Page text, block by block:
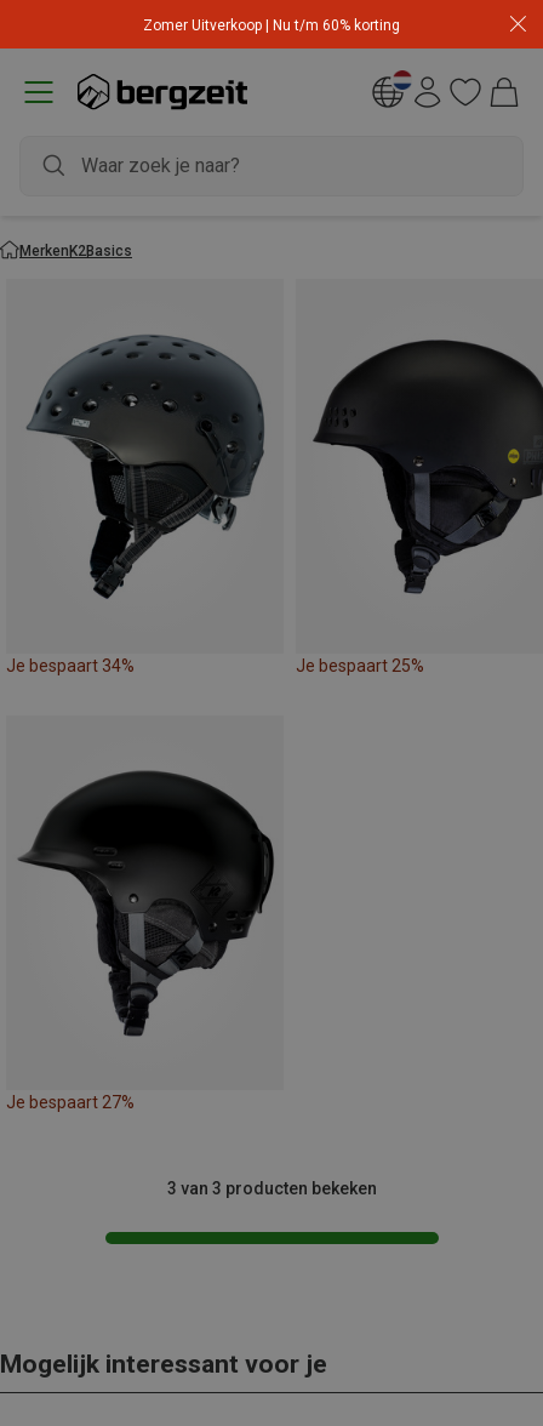
Zomer Uitverkoop | Nu t/m 60% korting
MerkenK2Basics
Je bespaart 34% Je bespaart 25%
Je bespaart 27%
3 van 3 producten bekeken
Mogelijk interessant voor je